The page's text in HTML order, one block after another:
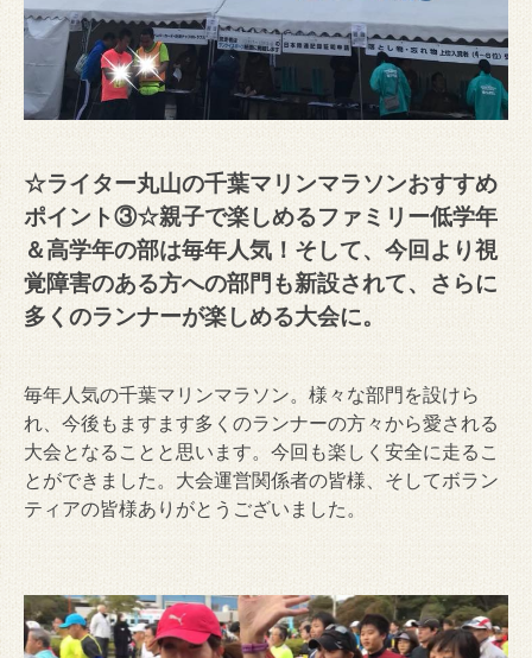
☆ライター丸山の千葉マリンマラソンおすすめ
ポイント③☆親子で楽しめるファミリー低学年
＆高学年の部は毎年人気！そして、今回より視
覚障害のある方への部門も新設されて、さらに
多くのランナーが楽しめる大会に。
毎年人気の千葉マリンマラソン。様々な部門を設けら
れ、今後もますます多くのランナーの方々から愛される
大会となることと思います。今回も楽しく安全に走るこ
とができました。大会運営関係者の皆様、そしてボラン
ティアの皆様ありがとうございました。